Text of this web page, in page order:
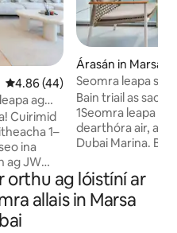
Meánrátáil 4.86 as 5, 44
4.86 (44)
ag
Cuirimid
1–
ina
ag JW
dtagann
radhairc
Árasán in Marsa
Seomra leapa
Marina | Saoráidí
Bain triail as saol
1Seomra leapa
dearthóra air, ag
Dubai Marina.
linn snámha do
laistigh agus
agus sauna,
orthu ag lóistíní ar
allais in Marsa